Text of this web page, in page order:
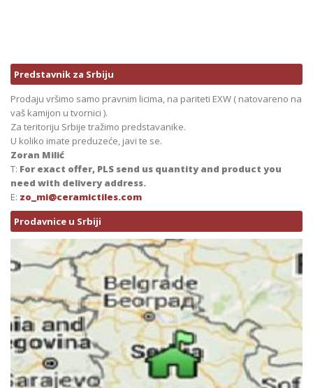
Predstavnik za Srbiju
Prodaju vršimo samo pravnim licima, na pariteti EXW ( natovareno na
vaš kamijon u tvornici ).
Za teritoriju Srbije tražimo predstavanike.
U koliko imate preduzeće, javi te se.
Zoran Milić
T: For exact offer, PLS send us quantity and product you
need with delivery address.
E: zo_mi@ceramictiles.com
Prodavnice u Srbiji